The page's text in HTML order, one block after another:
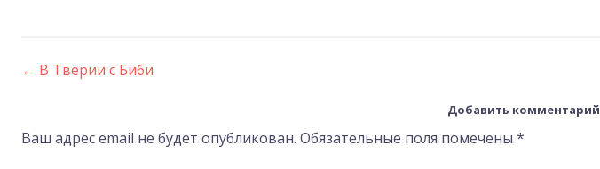
Post
navigation
← В Тверии с Биби
Добавить комментарий
Ваш адрес email не будет опубликован. Обязательные поля помечены *